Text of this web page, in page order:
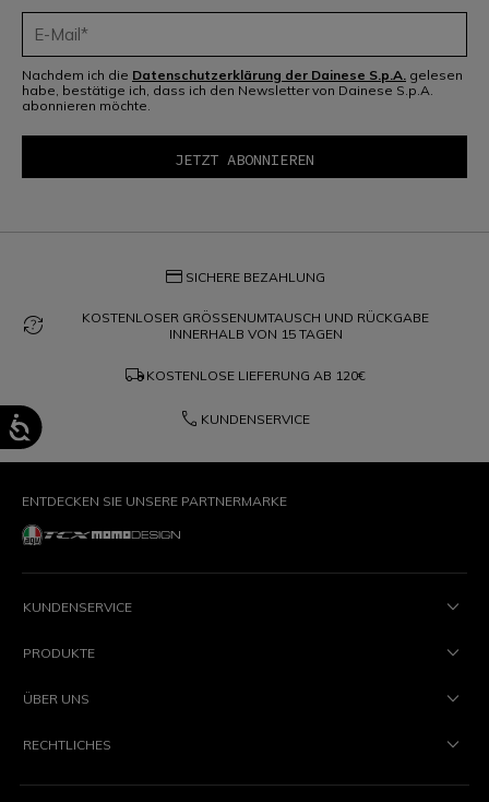
Nachdem ich die Datenschutzerklärung der Dainese S.p.A. gelesen
habe, bestätige ich, dass ich den Newsletter von Dainese S.p.A.
abonnieren möchte.
credit_card SICHERE BEZAHLUNG
question_exchange
KOSTENLOSER GRÖSSENUMTAUSCH UND RÜCKGABE
INNERHALB VON 15 TAGEN
local_shipping KOSTENLOSE LIEFERUNG AB 120€
phone KUNDENSERVICE
ENTDECKEN SIE UNSERE PARTNERMARKE
KUNDENSERVICE
PRODUKTE
ÜBER UNS
RECHTLICHES